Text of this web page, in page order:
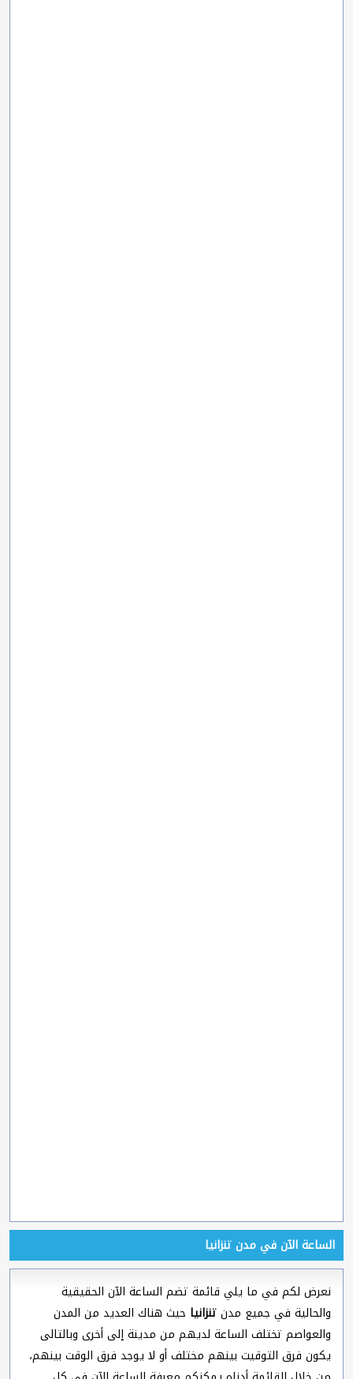
الساعة الآن في مدن تنزانيا
نعرض لكم في ما يلي قائمة تضم الساعة الآن الحقيقية
والحالية في جميع مدنتنزانيا حيث هناك العديد من المدن
والعواصم تختلف الساعة لديهم من مدينة إلى أخرى وبالتالى
يكون فرق التوقيت بينهم مختلف أو لا يوجد فرق الوقت بينهم،